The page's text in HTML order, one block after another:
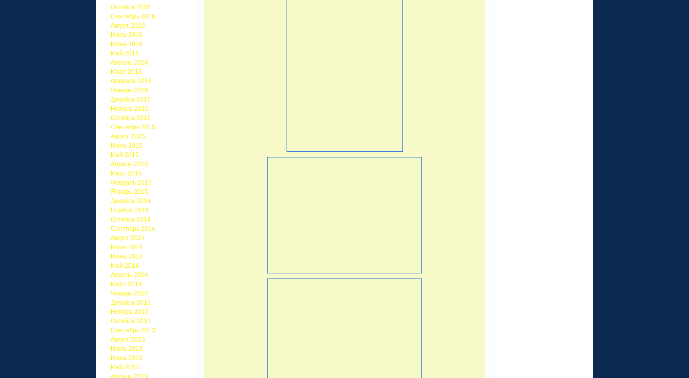
Октябрь 2016
Сентябрь 2016
Август 2016
Июль 2016
Июнь 2016
Май 2016
Апрель 2016
Март 2016
Февраль 2016
Январь 2016
Декабрь 2015
Ноябрь 2015
Октябрь 2015
Сентябрь 2015
Август 2015
Июнь 2015
Май 2015
Апрель 2015
Март 2015
Февраль 2015
Январь 2015
Декабрь 2014
Ноябрь 2014
Октябрь 2014
Сентябрь 2014
Август 2014
Июль 2014
Июнь 2014
Май 2014
Апрель 2014
Март 2014
Январь 2014
Декабрь 2013
Ноябрь 2013
Октябрь 2013
Сентябрь 2013
Август 2013
Июль 2013
Июнь 2013
Май 2013
Апрель 2013